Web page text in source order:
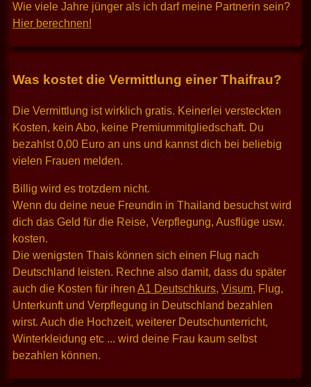
Wie viele Jahre jünger als ich darf meine Partnerin sein?
Hier berechnen!
Was kostet die Vermittlung einer Thaifrau?
Die Vermittlung ist wirklich gratis. Keinerlei versteckten
Kosten, kein Abo, keine Premiummitgliedschaft. Du
bezahlst 0,00 Euro an uns und kannst dich bei beliebig
vielen Frauen melden.
Billig wird es trotzdem nicht.
Wenn du deine neue Freundin in Thailand besuchst wird
dich das Geld für die Reise, Verpflegung, Ausflüge usw.
kosten.
Die wenigsten Thais können sich einen Flug nach
Deutschland leisten. Rechne also damit, dass du später
auch die Kosten für ihrenA1 Deutschkurs, Visum, Flug,
Unterkunft und Verpflegung in Deutschland bezahlen
wirst. Auch die Hochzeit, weiterer Deutschunterricht,
Winterkleidung etc ... wird deine Frau kaum selbst
bezahlen können.